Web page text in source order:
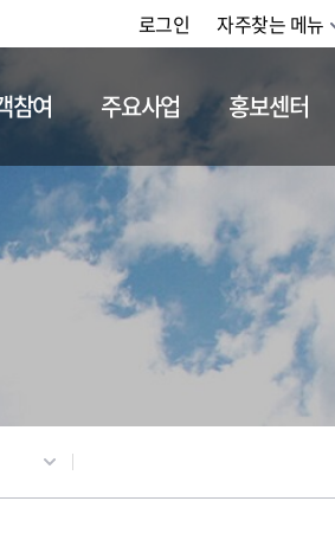
로그인 자주찾는 메뉴
채용정보
참여 주요사업 홍보센터